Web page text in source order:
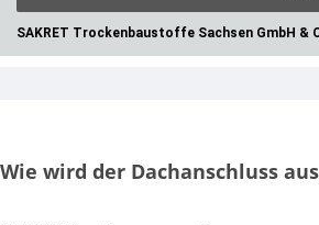
SAKRET Trockenbaustoffe Sachsen GmbH &
content
Wie wird der Dachanschluss